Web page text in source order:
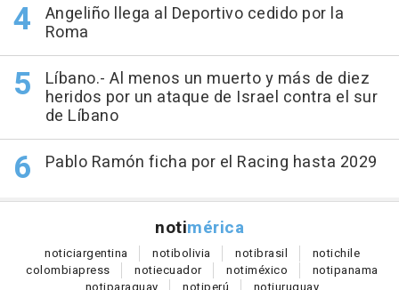
Angeliño llega al Deportivo cedido por la
Roma
Líbano.- Al menos un muerto y más de diez
heridos por un ataque de Israel contra el sur
de Líbano
Pablo Ramón ficha por el Racing hasta 2029
notimérica
noticiargentina notibolivia notibrasil notichile
colombiapress notiecuador notiméxico notipanama